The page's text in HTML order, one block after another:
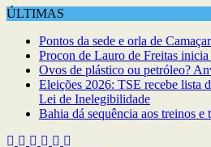
Skip
content
ÚLTIMAS
Pontos da sede e orla de
Procon de Lauro de Freitas
Ovos de plástico ou petróleo?
Eleições 2026: TSE recebe lista
Lei de Inelegibilidade
Bahia dá sequência aos treinos